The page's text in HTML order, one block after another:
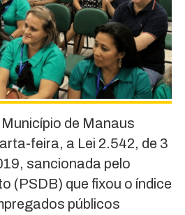
de Manaus
feira, a Lei 2.542, de 3
sancionada pelo
(PSDB) que fixou o índice
públicos